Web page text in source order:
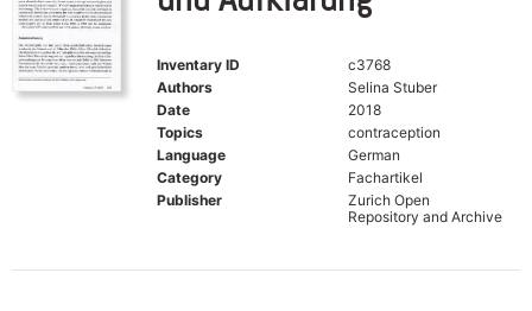
Inventary ID
c3768
Authors
Selina Stuber
Date
2018
Topics
contraception
Language
German
Category
Fachartikel
Publisher
Zurich Open
Repository and Archive